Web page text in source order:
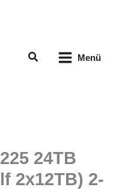
Suchen Menü
24TB
2x12TB) 2-